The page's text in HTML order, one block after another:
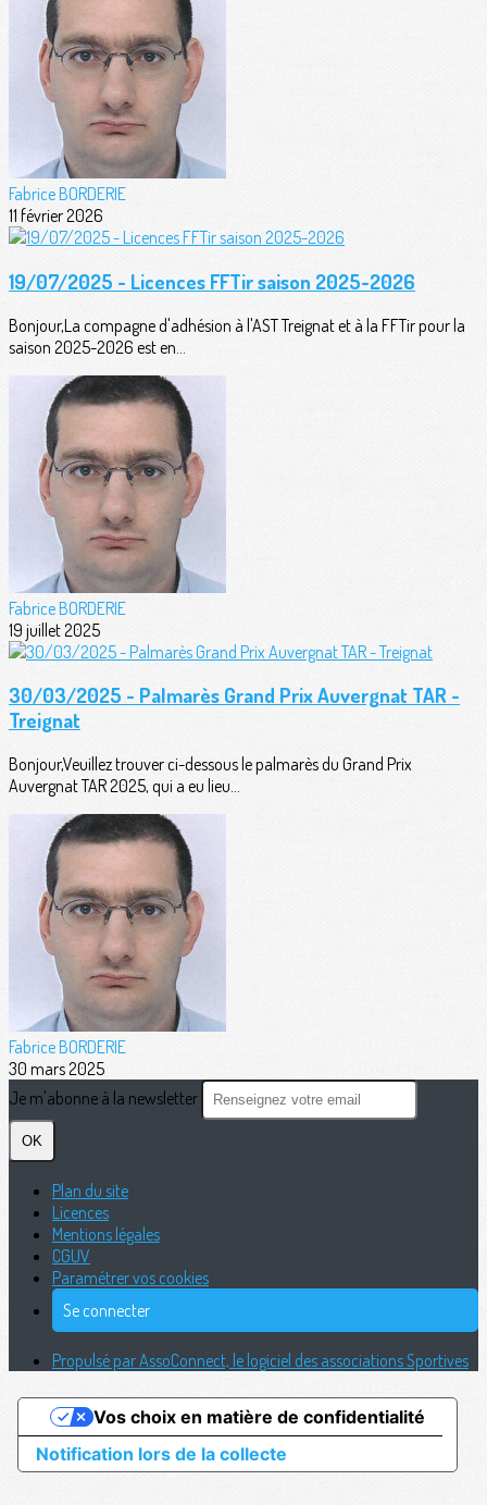
Fabrice BORDERIE
11 février 2026
19/07/2025 - Licences FFTir saison 2025-2026
Bonjour,La compagne d'adhésion à l'AST Treignat et à la FFTir pour la
saison 2025-2026 est en...
Fabrice BORDERIE
19 juillet 2025
30/03/2025 - Palmarès Grand Prix Auvergnat TAR -
Treignat
Bonjour,Veuillez trouver ci-dessous le palmarès du Grand Prix
Auvergnat TAR 2025, qui a eu lieu...
Fabrice BORDERIE
30 mars 2025
Je m'abonne à la newsletter
OK
Plan du site
Licences
Mentions légales
CGUV
Paramétrer vos cookies
Se connecter
Propulsé par AssoConnect, le logiciel des associations Sportives
Notification lors de la collecte
Vos choix en matière de confidentialité